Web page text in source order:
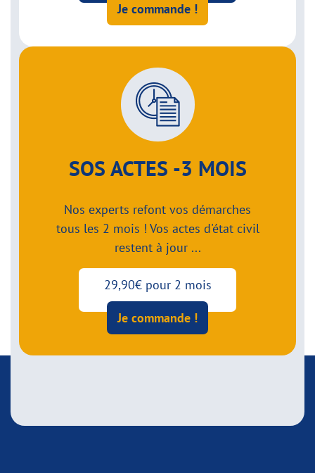
Je commande !
SOS ACTES -3 MOIS
Nos experts refont vos démarches
tous les 2 mois ! Vos actes d'état civil
restent à jour ...
29,90€ pour 2 mois
Je commande !